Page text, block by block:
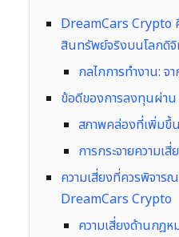
DreamCars Crypto
สินทรัพย์จริงบนโลกดิ
กลไกการทำงาน: จ
ข้อดีของการลงทุนผ่า
สภาพคล่องที่เพิ่มขึ้
การกระจายความเ
ความเสี่ยงที่ควรพิจาร
DreamCars Crypto
ความเสี่ยงด้านกฎ